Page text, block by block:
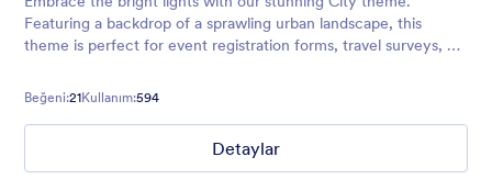
Featuring a backdrop of a sprawling urban landscape, this
theme is perfect for event registration forms, travel surveys, or
Beğeni:21Kullanım:594
Detaylar